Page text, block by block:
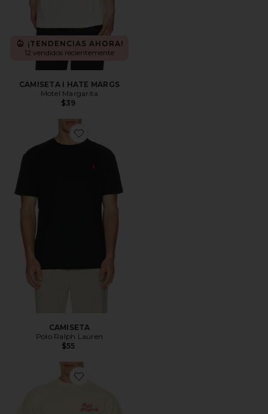
¡TENDENCIAS AHORA!
12 vendidos recientemente
CAMISETA I HATE MARGS
Motel Margarita
$39
Favorite CAMISETA
CAMISETA
Polo Ralph Lauren
$55
Favorite CAMISETA IF LOST